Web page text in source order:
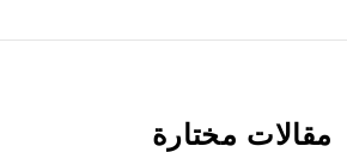
مقالات مختارة